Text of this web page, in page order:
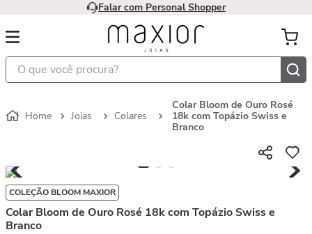
Falar com Personal Shopper
O que você procura?
Joias Colares
Colar Bloom de Ouro Rosé
18k com Topázio Swiss e
Branco
COLEÇÃO BLOOM MAXIOR
Colar Bloom de Ouro Rosé 18k com Topázio Swiss e
Branco